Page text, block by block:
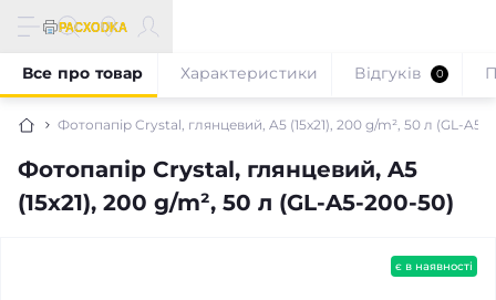
Фотопапір Crystal, глянцевий, A5 (15x21), 200 g/m², 50 л (GL-A5-
Фотопапір Crystal, глянцевий, A5
(15x21), 200 g/m², 50 л (GL-A5-200-50)
Все про товар Характеристики Відгуків 0
є в наявності